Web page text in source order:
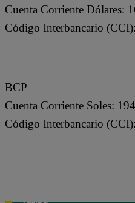
Cuenta Corriente Dólares:
Código Interbancario
BCP
Cuenta Corriente Soles:
Código Interbancario